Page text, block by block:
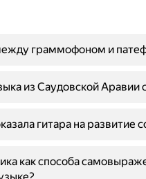
граммофоном и
из Саудовской Аравии
гитара на
как способа